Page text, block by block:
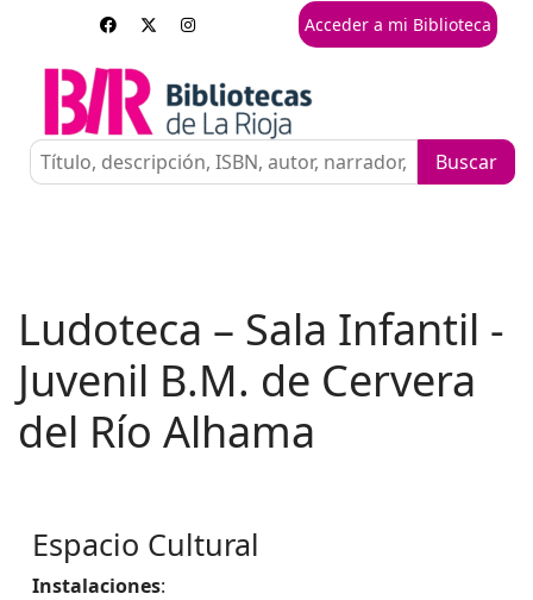
Acceder a mi Biblioteca
Ludoteca – Sala Infantil -
Juvenil B.M. de Cervera
del Río Alhama
Espacio Cultural
Instalaciones: